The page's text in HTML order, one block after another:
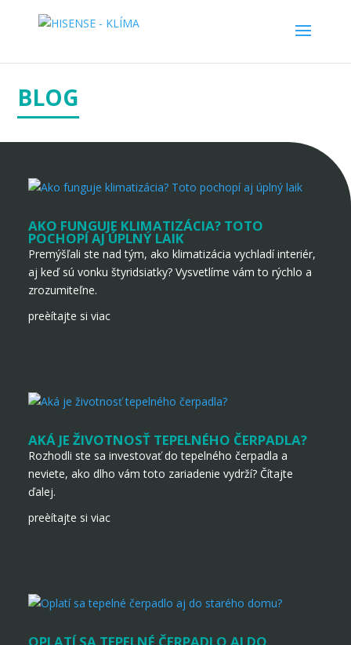
BLOG
AKO FUNGUJE KLIMATIZÁCIA? TOTO
POCHOPÍ AJ ÚPLNÝ LAIK
Premýšľali ste nad tým, ako klimatizácia vychladí interiér,
aj keď sú vonku štyridsiatky? Vysvetlíme vám to rýchlo a
zrozumiteľne.
preèítajte si viac
AKÁ JE ŽIVOTNOSŤ TEPELNÉHO ČERPADLA?
Rozhodli ste sa investovať do tepelného čerpadla a
neviete, ako dlho vám toto zariadenie vydrží? Čítajte
ďalej.
preèítajte si viac